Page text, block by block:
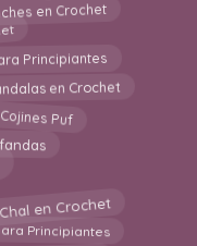
en Crochet
Principiantes
en Crochet
Cojines Puf
Chal en Crochet
Principiantes